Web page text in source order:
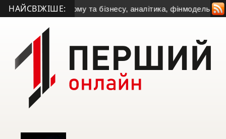
НАЙСВІЖІШЕ:
станції для дому та бізнесу, аналітика, фінмодель і